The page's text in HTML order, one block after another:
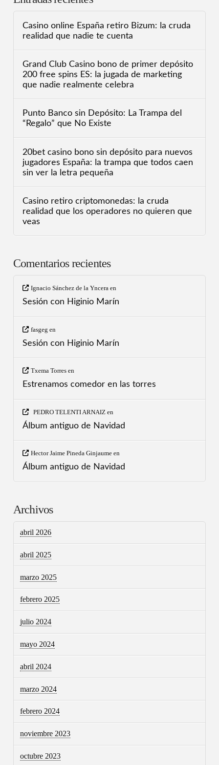
Casino online España retiro Bizum: la cruda
realidad que nadie te cuenta
Grand Club Casino bono de primer depósito
200 free spins ES: la jugada de marketing
que nadie realmente celebra
Punto Banco sin Depósito: La Trampa del
“Regalo” que No Existe
20bet casino bono sin depósito para nuevos
jugadores España: la trampa que todos caen
sin ver la letra pequeña
Casino retiro criptomonedas: la cruda
realidad que los operadores no quieren que
veas
Comentarios recientes
Ignacio Sánchez de la Ynceraen
Sesión con Higinio Marín
fasgeg en
Sesión con Higinio Marín
Txema Torresen
Estrenamos comedor en las torres
PEDRO TELENTI ARNAIZ en
Álbum antiguo de Navidad
Hector Jaime Pineda Ginjaumeen
Álbum antiguo de Navidad
Archivos
abril 2026
abril 2025
marzo 2025
febrero 2025
julio 2024
mayo 2024
abril 2024
marzo 2024
febrero 2024
noviembre 2023
octubre 2023